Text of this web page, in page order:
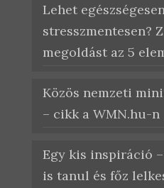
Lehet
stresszmentesen?
megoldást az 5
Közös nemzeti
– cikk a WMN.hu-n
Egy kis inspiráció
is tanul és főz